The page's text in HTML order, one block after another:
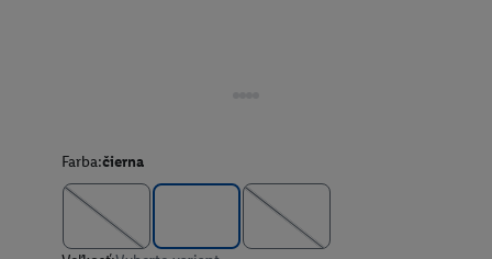
Farba:čierna